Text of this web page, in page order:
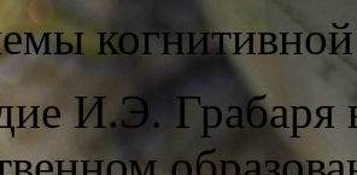
И.Э. Грабаря